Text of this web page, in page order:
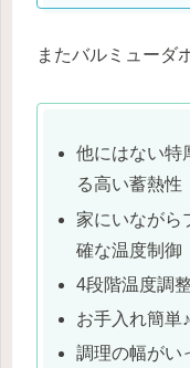
またバルミューダ
他にはない特
る高い蓄熱性
家にいながら
確な温度制御
4段階温度調
お手入れ簡単♪
調理の幅がい